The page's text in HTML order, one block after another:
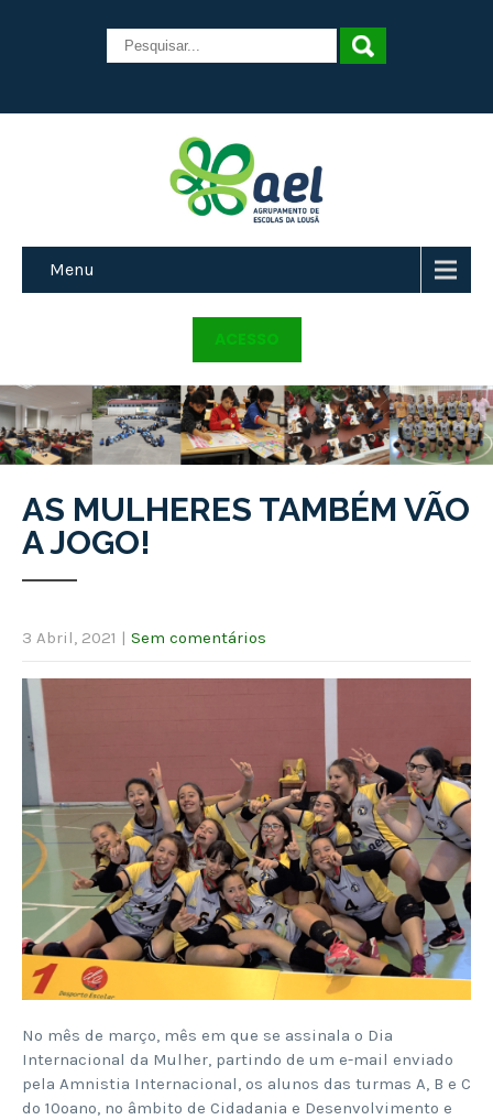
Menu
ACESSO
AS MULHERES TAMBÉM VÃO
A JOGO!
3 Abril, 2021 | Sem comentários
No mês de março, mês em que se assinala o Dia
Internacional da Mulher, partindo de um e-mail enviado
pela Amnistia Internacional, os alunos das turmas A, B e C
do 10ºano, no âmbito de Cidadania e Desenvolvimento e